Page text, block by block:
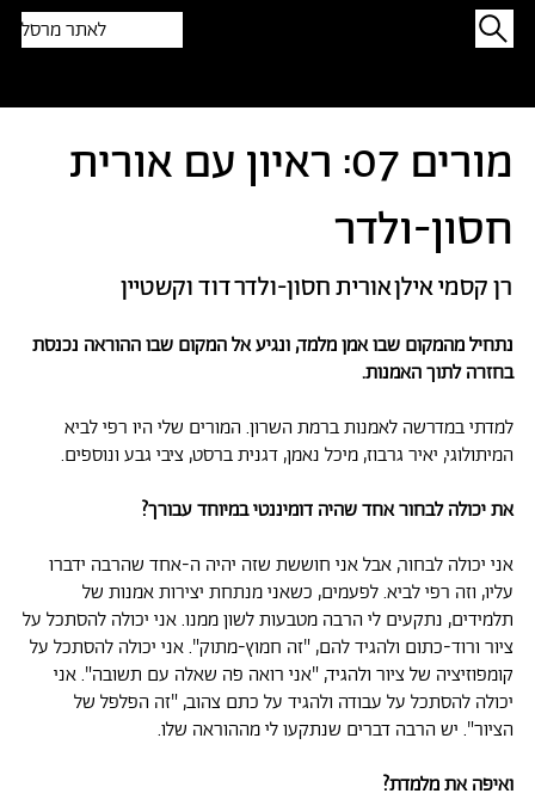
לאתר מרסל
נתחיל מהמקום שבו אמן מלמד, ונגיע אל המקום שבו ההוראה נכנסת
בחזרה לתוך האמנות.
למדתי במדרשה לאמנות ברמת השרון. המורים שלי היו רפי לביא
המיתולוגי, יאיר גרבוז, מיכל נאמן, דגנית ברסט, ציבי גבע ונוספים.
את יכולה לבחור אחד שהיה דומיננטי במיוחד עבורך?
אני יכולה לבחור, אבל אני חוששת שזה יהיה ה-אחד שהרבה ידברו
עליו, וזה רפי לביא. לפעמים, כשאני מנתחת יצירות אמנות של
תלמידים, נתקעים לי הרבה מטבעות לשון ממנו. אני יכולה להסתכל על
ציור ורוד-כתום ולהגיד להם, "זה חמוץ-מתוק". אני יכולה להסתכל על
קומפוזיציה של ציור ולהגיד, "אני רואה פה שאלה עם תשובה". אני
יכולה להסתכל על עבודה ולהגיד על כתם צהוב, "זה הפלפל של
הציור". יש הרבה דברים שנתקעו לי מההוראה שלו.
ואיפה את מלמדת?
מורים 07: ראיון עם אורית
חסון-ולדר
רן קסמי אילןאורית חסון-ולדרדוד וקשטיין